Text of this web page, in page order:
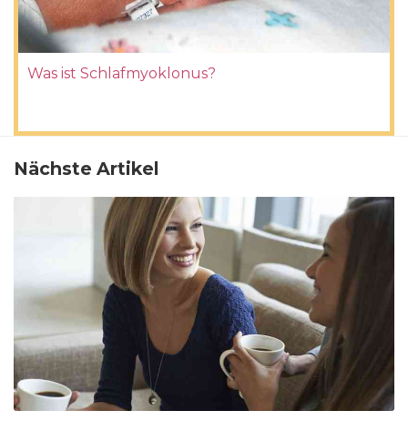
Was ist Schlafmyoklonus?
Nächste Artikel